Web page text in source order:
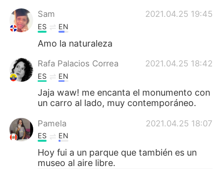
Sam 2021.04.25 19:45
ES EN
Amo la naturaleza
Rafa Palacios Correa 2021.04.25 18:42
ES EN
Jaja waw! me encanta el monumento con
un carro al lado, muy contemporáneo.
Pamela 2021.04.25 18:07
ES EN
Hoy fui a un parque que también es un
museo al aire libre.